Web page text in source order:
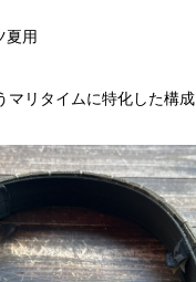
夏用
マリタイムに特化した構成